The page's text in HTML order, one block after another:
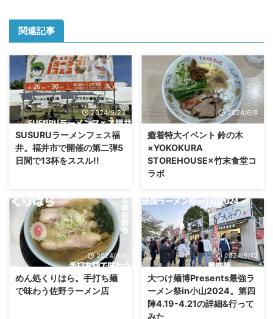
関連記事
2024/9/23
SUSURUラーメンフェス福
井。福井市で開催の第二弾5
日間で13杯をススル!!
2024/6/8
癒着特大イベント 鈴の木
×YOKOKURA
STOREHOUSE×竹末食堂コ
ラボ
2024/6/1
めん処くりはら。手打ち麺
で味わう佐野ラーメン店
2024/5/12
大つけ麺博Presents最強ラ
ーメン祭in小山2024。第四
陣4.19-4.21の詳細&行って
みた